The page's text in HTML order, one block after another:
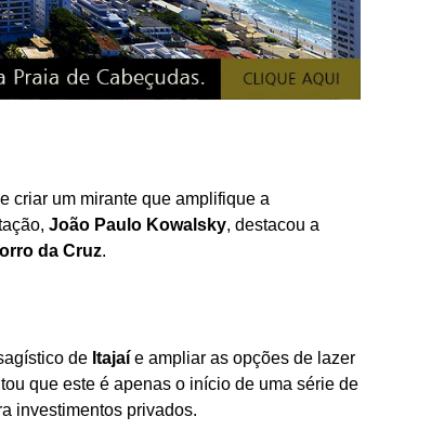
criar um mirante que amplifique a
João Paulo Kowalsky, destacou a
da Cruz.
de Itajaí e ampliar as opções de lazer
que este é apenas o início de uma série de
investimentos privados.